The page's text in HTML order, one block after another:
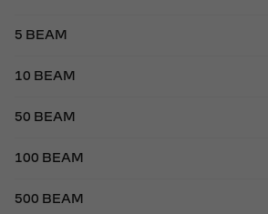
5 BEAM
10 BEAM
50 BEAM
100 BEAM
500 BEAM